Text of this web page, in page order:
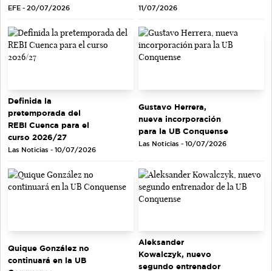
EFE - 20/07/2026
11/07/2026
Definida la
pretemporada del
REBI Cuenca para el
curso 2026/27
Las Noticias - 10/07/2026
Gustavo Herrera,
nueva incorporación
para la UB Conquense
Las Noticias - 10/07/2026
Quique González no
continuará en la UB
Aleksander
Kowalczyk, nuevo
segundo entrenador